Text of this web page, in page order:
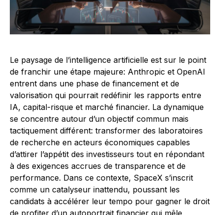
Le paysage de l’intelligence artificielle est sur le point
de franchir une étape majeure: Anthropic et OpenAI
entrent dans une phase de financement et de
valorisation qui pourrait redéfinir les rapports entre
IA, capital-risque et marché financier. La dynamique
se concentre autour d’un objectif commun mais
tactiquement différent: transformer des laboratoires
de recherche en acteurs économiques capables
d’attirer l’appétit des investisseurs tout en répondant
à des exigences accrues de transparence et de
performance. Dans ce contexte, SpaceX s’inscrit
comme un catalyseur inattendu, poussant les
candidats à accélérer leur tempo pour gagner le droit
de profiter d’un autoportrait financier qui mêle